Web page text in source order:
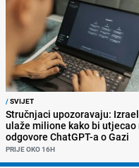
/SVIJET
Stručnjaci upozoravaju: Izrael
ulaže milione kako bi utjecao
odgovore ChatGPT-a o Gazi
PRIJE OKO 16H